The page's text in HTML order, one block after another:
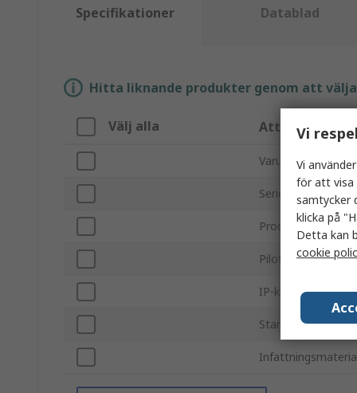
Specifikationer Datablad
Hitta liknande produkter genom att
Välj alla Attribut
Varumärke
Serie
Produkttyp
Pilotlampform
IP-klassning
Standarder/
Vi
Vi
för att visa
samtycker
klicka på
Detta kan
cookie